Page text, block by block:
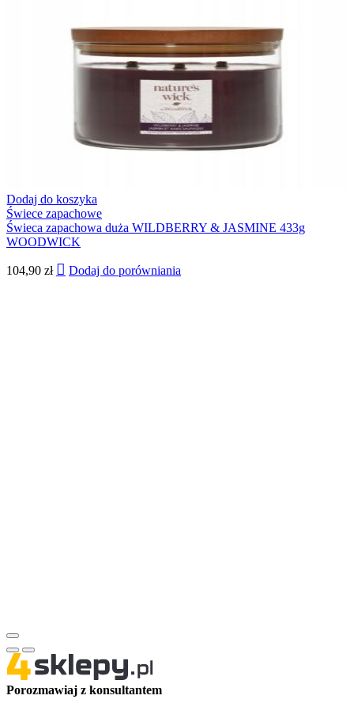
Dodaj do koszyka
Świece zapachowe
Świeca zapachowa duża WILDBERRY & JASMINE 433g
WOODWICK
104,90 zł Dodaj do porówniania
Porozmawiaj z konsultantem